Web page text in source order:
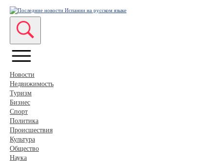
Новости
Недвижимость
Туризм
Бизнес
Спорт
Политика
Происшествия
Культура
Общество
Наука